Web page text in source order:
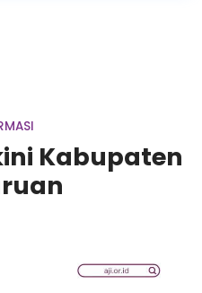
Kabupaten